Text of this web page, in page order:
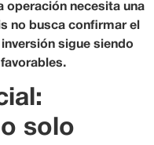
operación necesita una
no busca confirmar el
sigue siendo
solo